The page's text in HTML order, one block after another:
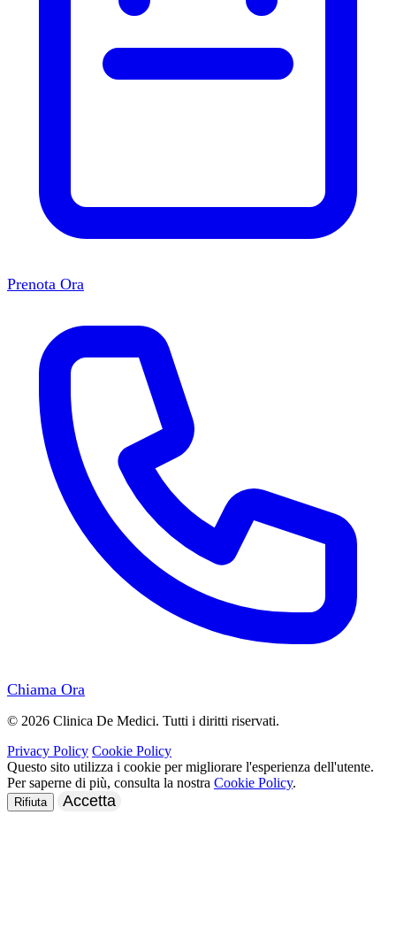
Prenota Ora
Chiama Ora
© 2026 Clinica De Medici. Tutti i diritti riservati.
Privacy Policy Cookie Policy
Questo sito utilizza i cookie per migliorare l'esperienza dell'utente.
Per saperne di più, consulta la nostra Cookie Policy.
Rifiuta Accetta